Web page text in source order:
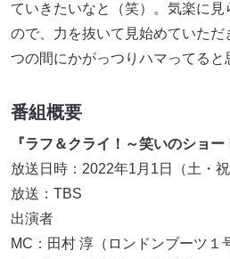
ていきたいなと（笑）。気楽に
ので、力を抜いて見始めていた
つの間にかがっつりハマってると
番組概要
『ラフ＆クライ！～笑いのショー
放送日時：2022年1月1日（土・
放送：TBS
出演者
MC：田村 淳（ロンドンブーツ１